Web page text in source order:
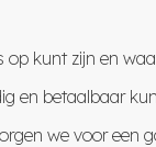
op kunt zijn en
en betaalbaar
we voor een